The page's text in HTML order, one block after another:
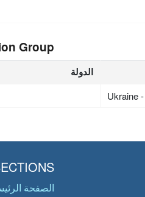
Group
الدولة
Ukraine
الصفحة